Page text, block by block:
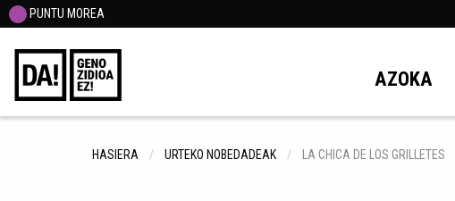
PUNTU MOREA
AZOKA
HASIERA URTEKO NOBEDADEAK LA CHICA DE LOS GRILLETES